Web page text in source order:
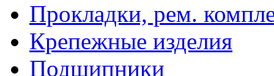
Прокладки, рем.
Крепежные изделия
Подшипники